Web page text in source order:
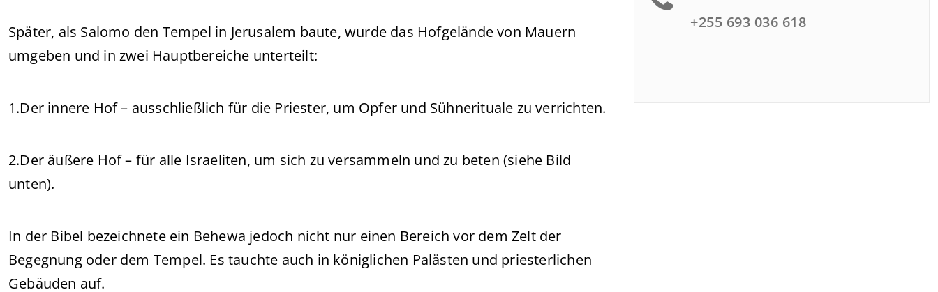
Später, als Salomo den Tempel in Jerusalem baute, wurde das Hofgelände von Mauern
umgeben und in zwei Hauptbereiche unterteilt:
1.Der innere Hof – ausschließlich für die Priester, um Opfer und Sühnerituale zu verrichten.
2.Der äußere Hof – für alle Israeliten, um sich zu versammeln und zu beten (siehe Bild
unten).
In der Bibel bezeichnete ein Behewa jedoch nicht nur einen Bereich vor dem Zelt der
Begegnung oder dem Tempel. Es tauchte auch in königlichen Palästen und priesterlichen
Gebäuden auf.
+255 693 036 618